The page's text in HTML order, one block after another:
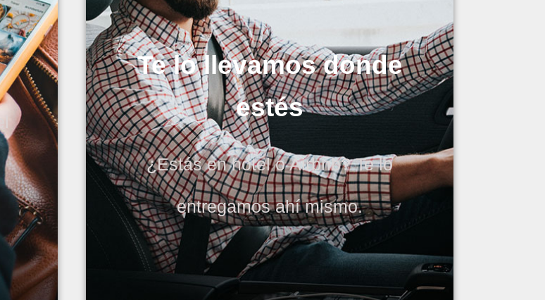
Te lo llevamos donde
estés
¿Estás en hotel o Airbnb? Te lo
entregamos ahí mismo.